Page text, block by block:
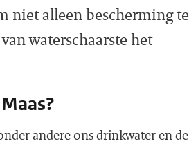
niet alleen bescherming te
waterschaarste het
andere ons drinkwater en de